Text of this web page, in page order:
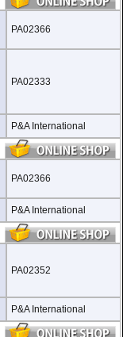
PA02366
PA02333
P&A International
PA02366
P&A International
PA02352
P&A International